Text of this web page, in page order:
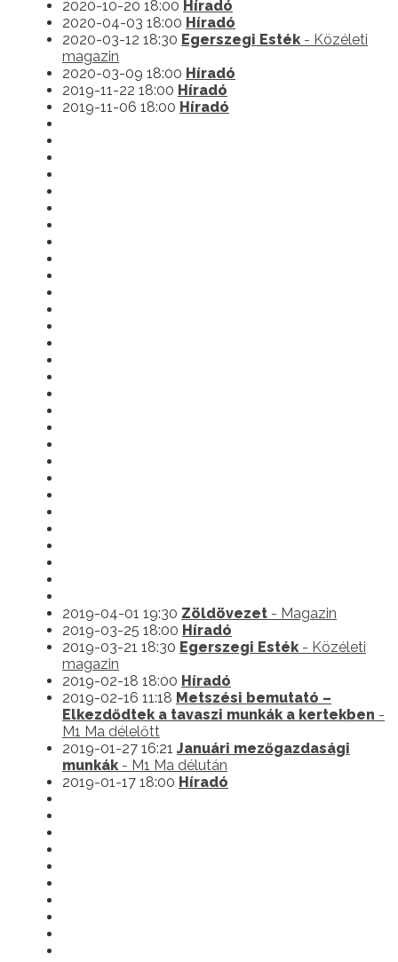
2020-10-20 18:00 Híradó
2020-04-03 18:00 Híradó
2020-03-12 18:30 Egerszegi Esték- Közéleti
magazin
2020-03-09 18:00 Híradó
2019-11-22 18:00 Híradó
2019-11-06 18:00 Híradó
2019-04-01 19:30 Zöldövezet - Magazin
2019-03-25 18:00 Híradó
2019-03-21 18:30 Egerszegi Esték- Közéleti
magazin
2019-02-18 18:00 Híradó
2019-02-16 11:18 Metszési bemutató –
Elkezdődtek a tavaszi munkák a kertekben -
M1 Ma délelőtt
2019-01-27 16:21 Januári mezőgazdasági
munkák- M1 Ma délután
2019-01-17 18:00 Híradó